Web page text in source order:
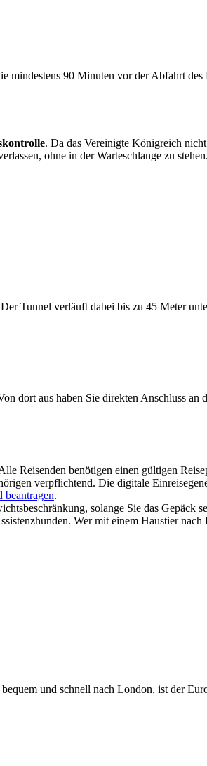
mindestens 90 Minuten vor der Abfahrt
. Da das Vereinigte Königreich
ohne in der Warteschlange zu stehen.
Tunnel verläuft dabei bis zu 45 Meter
dort aus haben Sie direkten Anschluss
Reisenden benötigen einen gültigen
verpflichtend. Die digitale
beantragen.
solange Sie das Gepäck
Wer mit einem Haustier nach
und schnell nach London, ist der